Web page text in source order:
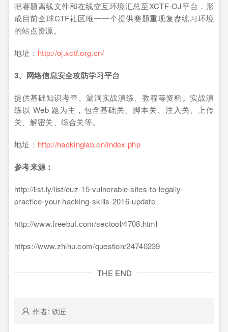
把赛题离线文件和在线交互环境汇总至XCTF-OJ平台，形
成目前全球CTF社区唯一一个提供赛题重现复盘练习环境
的站点资源。
地址： http://oj.xctf.org.cn/
3、 网络信息安全攻防学习平台
提供基础知识考查、漏洞实战演练、教程等资料。实战演
练以 Web 题为主，包含基础关、脚本关、注入关、上传
关、解密关、综合关等。
地址： http://hackinglab.cn/index.php
参考来源：
http://list.ly/list/euz-15-vulnerable-sites-to-legally-
practice-your-hacking-skills-2016-update
http://www.freebuf.com/sectool/4708.html
https://www.zhihu.com/question/24740239
THE END
作者: 铁匠